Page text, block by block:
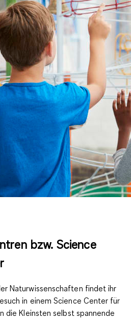
bzw. Science
Naturwissenschaften findet ihr
in einem Science Center für
die Kleinsten selbst spannende